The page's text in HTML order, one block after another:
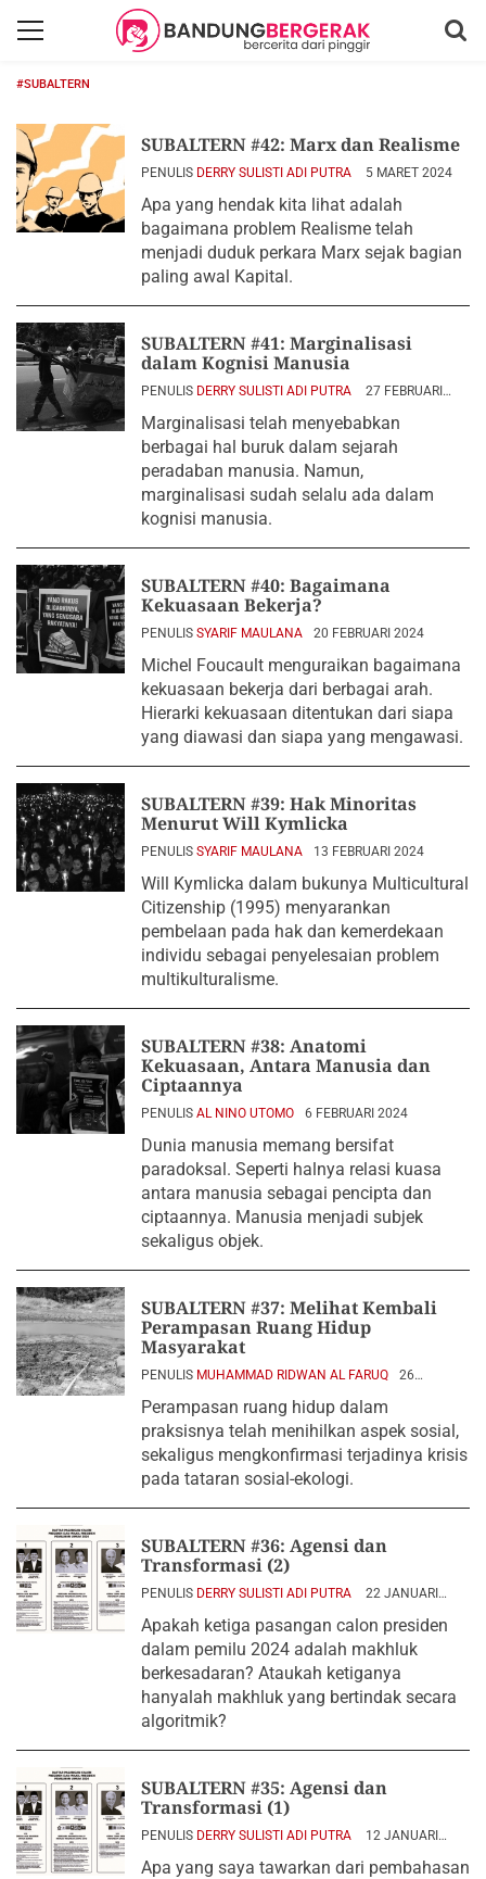
#SUBALTERN
SUBALTERN #42: Marx dan Realisme
PENULIS DERRY SULISTI ADI PUTRA 5 MARET 2024
Apa yang hendak kita lihat adalah
bagaimana problem Realisme telah
menjadi duduk perkara Marx sejak bagian
paling awal Kapital.
SUBALTERN #41: Marginalisasi
dalam Kognisi Manusia
PENULIS DERRY SULISTI ADI PUTRA
27 FEBRUARI
Marginalisasi telah menyebabkan
berbagai hal buruk dalam sejarah
peradaban manusia. Namun,
marginalisasi sudah selalu ada dalam
kognisi manusia.
SUBALTERN #40: Bagaimana
Kekuasaan Bekerja?
PENULIS SYARIF MAULANA 20 FEBRUARI 2024
Michel Foucault menguraikan bagaimana
kekuasaan bekerja dari berbagai arah.
Hierarki kekuasaan ditentukan dari siapa
yang diawasi dan siapa yang mengawasi.
SUBALTERN #39: Hak Minoritas
Menurut Will Kymlicka
PENULIS SYARIF MAULANA 13 FEBRUARI 2024
Will Kymlicka dalam bukunya Multicultural
Citizenship (1995) menyarankan
pembelaan pada hak dan kemerdekaan
individu sebagai penyelesaian problem
multikulturalisme.
SUBALTERN #38: Anatomi
Kekuasaan, Antara Manusia dan
Ciptaannya
PENULIS AL NINO UTOMO 6 FEBRUARI 2024
Dunia manusia memang bersifat
paradoksal. Seperti halnya relasi kuasa
antara manusia sebagai pencipta dan
ciptaannya. Manusia menjadi subjek
sekaligus objek.
SUBALTERN #37: Melihat Kembali
Perampasan Ruang Hidup
Masyarakat
PENULIS MUHAMMAD RIDWAN AL FARUQ
26
Perampasan ruang hidup dalam
praksisnya telah menihilkan aspek sosial,
sekaligus mengkonfirmasi terjadinya krisis
pada tataran sosial-ekologi.
SUBALTERN #36: Agensi dan
Transformasi (2)
PENULIS DERRY SULISTI ADI PUTRA
22 JANUARI
Apakah ketiga pasangan calon presiden
dalam pemilu 2024 adalah makhluk
berkesadaran? Ataukah ketiganya
hanyalah makhluk yang bertindak secara
algoritmik?
SUBALTERN #35: Agensi dan
Transformasi (1)
PENULIS DERRY SULISTI ADI PUTRA
12 JANUARI
Apa yang saya tawarkan dari pembahasan